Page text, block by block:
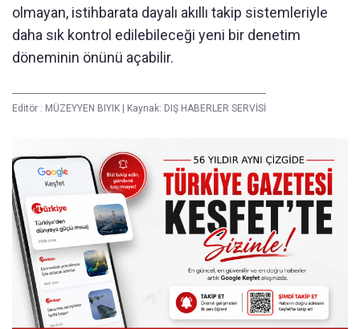
olmayan, istihbarata dayalı akıllı takip sistemleriyle
daha sık kontrol edilebileceği yeni bir denetim
döneminin önünü açabilir.
Editör : MÜZEYYEN BIYIK Kaynak: DIŞ HABERLER SERVİSİ